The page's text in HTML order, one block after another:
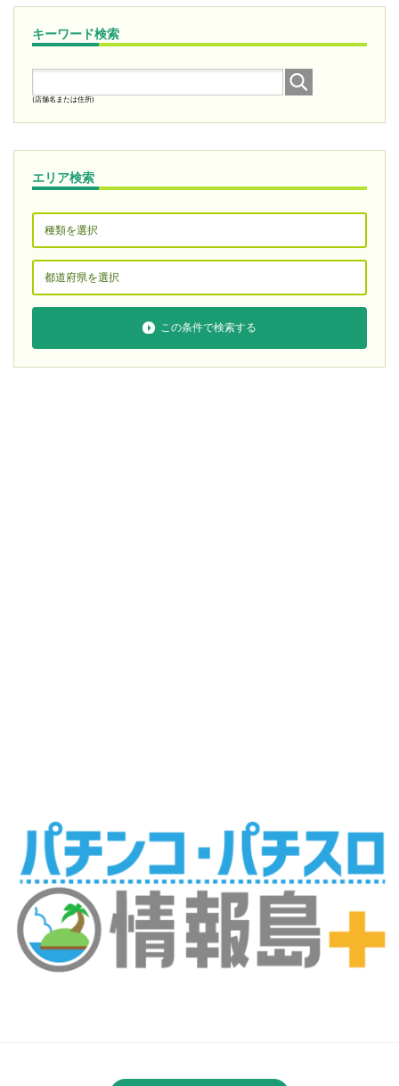
キーワード検索
(店舗名または住所)
エリア検索
この条件で検索する